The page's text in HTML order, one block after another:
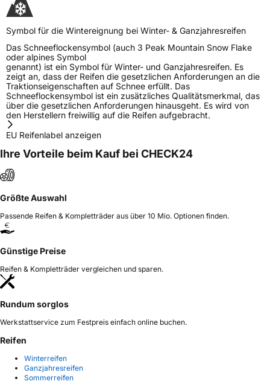
Symbol für die Wintereignung bei Winter- & Ganzjahresreifen
Das Schneeflockensymbol (auch 3 Peak Mountain Snow Flake
oder alpines Symbol
genannt) ist ein Symbol für Winter- und Ganzjahresreifen. Es
zeigt an, dass der Reifen die gesetzlichen Anforderungen an die
Traktionseigenschaften auf Schnee erfüllt. Das
Schneeflockensymbol ist ein zusätzliches Qualitätsmerkmal, das
über die gesetzlichen Anforderungen hinausgeht. Es wird von
den Herstellern freiwillig auf die Reifen aufgebracht.
EU Reifenlabel anzeigen
Ihre Vorteile beim Kauf bei CHECK24
Größte Auswahl
Passende Reifen & Kompletträder aus über 10 Mio. Optionen finden.
Günstige Preise
Reifen & Kompletträder vergleichen und sparen.
Rundum sorglos
Werkstattservice zum Festpreis einfach online buchen.
Reifen
Winterreifen
Ganzjahresreifen
Sommerreifen